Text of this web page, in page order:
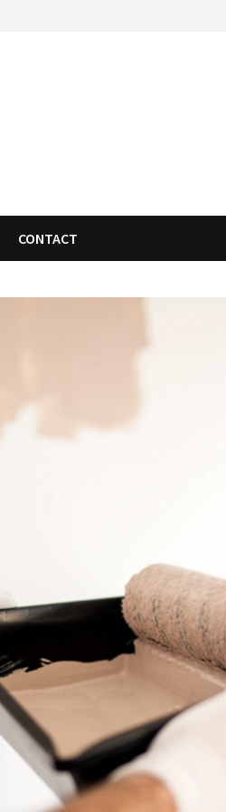
CONTACT